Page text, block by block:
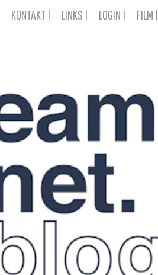
KONTAKT | LINKS | LOGIN | FILM |